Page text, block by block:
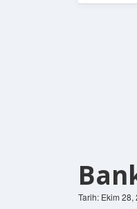
Tarih: Ekim 28,